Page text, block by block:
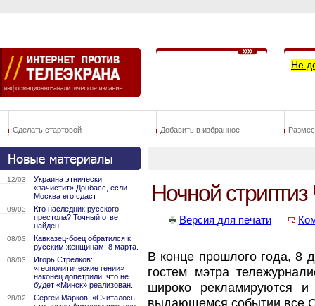
Не
Сделать стартовой Добавить в избранное
12/03
Украина этнически
«зачистит» Донбасс, если
Москва его сдаст
09/03
Кто наследник русского
престола? Точный ответ
найден
08/03
Кавказец-боец обратился к
русским женщинам. 8 марта.
08/03
Игорь Стрелков:
«геополитические гении»
наконец допетрили, что не
будет «Минск» реализован.
28/02
Сергей Марков: «Считалось,
Ночной
Версия для печати
В конце прошлого года, 8
гостем мэтра
широко рекламируются